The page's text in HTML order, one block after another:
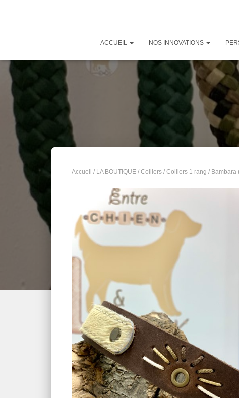
ACCUEIL NOS INNOVATIONS
Accueil / LA BOUTIQUE / Colliers / Colliers 1 rang / Bambara